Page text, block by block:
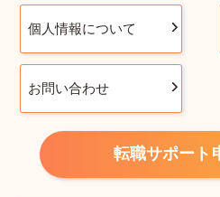
個人情報について
お問い合わせ
転職サポート